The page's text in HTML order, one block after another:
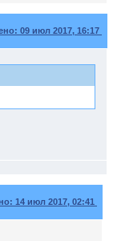
09 июл 2017, 16:17
14 июл 2017, 02:41